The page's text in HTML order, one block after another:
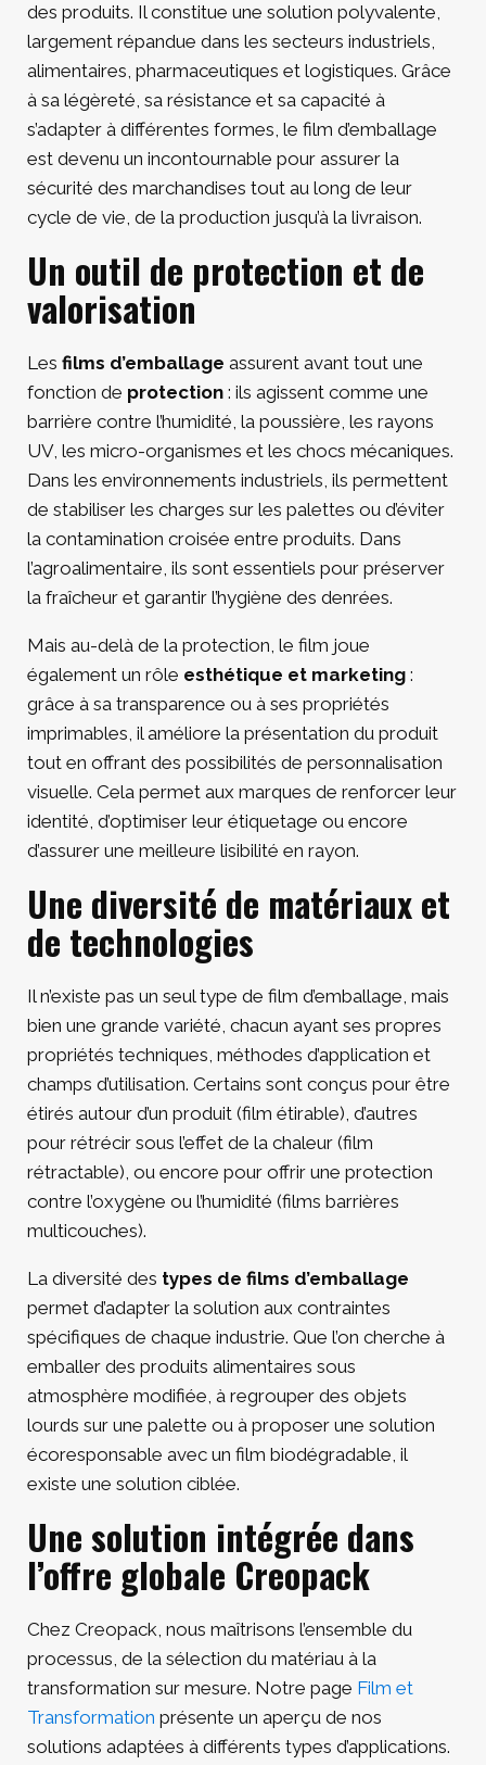
des produits. Il constitue une solution polyvalente,
largement répandue dans les secteurs industriels,
alimentaires, pharmaceutiques et logistiques. Grâce
à sa légèreté, sa résistance et sa capacité à
s’adapter à différentes formes, le film d’emballage
est devenu un incontournable pour assurer la
sécurité des marchandises tout au long de leur
cycle de vie, de la production jusqu’à la livraison.
Un outil de protection et de
valorisation
Les films d’emballage assurent avant tout une
fonction de protection : ils agissent comme une
barrière contre l’humidité, la poussière, les rayons
UV, les micro-organismes et les chocs mécaniques.
Dans les environnements industriels, ils permettent
de stabiliser les charges sur les palettes ou d’éviter
la contamination croisée entre produits. Dans
l’agroalimentaire, ils sont essentiels pour préserver
la fraîcheur et garantir l’hygiène des denrées.
Mais au-delà de la protection, le film joue
également un rôle esthétique et marketing :
grâce à sa transparence ou à ses propriétés
imprimables, il améliore la présentation du produit
tout en offrant des possibilités de personnalisation
visuelle. Cela permet aux marques de renforcer leur
identité, d’optimiser leur étiquetage ou encore
d’assurer une meilleure lisibilité en rayon.
Une diversité de matériaux et
de technologies
Il n’existe pas un seul type de film d’emballage, mais
bien une grande variété, chacun ayant ses propres
propriétés techniques, méthodes d’application et
champs d’utilisation. Certains sont conçus pour être
étirés autour d’un produit (film étirable), d’autres
pour rétrécir sous l’effet de la chaleur (film
rétractable), ou encore pour offrir une protection
contre l’oxygène ou l’humidité (films barrières
multicouches).
La diversité des types de films d’emballage
permet d’adapter la solution aux contraintes
spécifiques de chaque industrie. Que l’on cherche à
emballer des produits alimentaires sous
atmosphère modifiée, à regrouper des objets
lourds sur une palette ou à proposer une solution
écoresponsable avec un film biodégradable, il
existe une solution ciblée.
Une solution intégrée dans
l’offre globale Creopack
Chez Creopack, nous maîtrisons l’ensemble du
processus, de la sélection du matériau à la
transformation sur mesure. Notre page Film et
Transformation présente un aperçu de nos
solutions adaptées à différents types d’applications.